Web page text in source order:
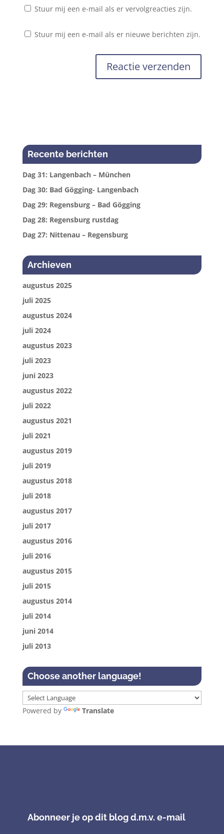
Stuur mij een e-mail als er vervolgreacties zijn.
Stuur mij een e-mail als er nieuwe berichten zijn.
Recente berichten
Dag 31: Langenbach – München
Dag 30: Bad Gögging- Langenbach
Dag 29: Regensburg – Bad Gögging
Dag 28: Regensburg rustdag
Dag 27: Nittenau – Regensburg
Archieven
augustus 2025
juli 2025
augustus 2024
juli 2024
augustus 2023
juli 2023
juni 2023
augustus 2022
juli 2022
augustus 2021
juli 2021
augustus 2019
juli 2019
augustus 2018
juli 2018
augustus 2017
juli 2017
augustus 2016
juli 2016
augustus 2015
juli 2015
augustus 2014
juli 2014
juni 2014
juli 2013
Choose another language!
Powered by Translate
Abonneer je op dit blog d.m.v. e-mail